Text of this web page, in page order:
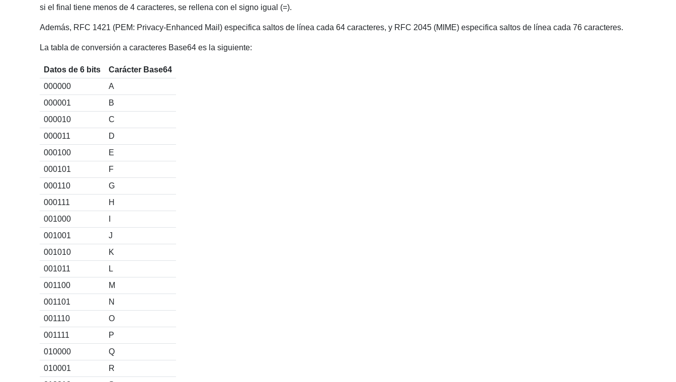
si el final tiene menos de 4 caracteres, se rellena con el signo igual (=).
Además, RFC 1421 (PEM: Privacy-Enhanced Mail) especifica saltos de línea cada 64 caracteres, y RFC 2045 (MIME) especifica saltos de línea cada 76 caracteres.
La tabla de conversión a caracteres Base64 es la siguiente:
Datos de 6 bits
Carácter Base64
000000
A
000001
B
000010
C
000011
D
000100
E
000101
F
000110
G
000111
H
001000
001001
J
001010
K
001011
L
001100
M
001101
N
001110
O
001111
P
010000
Q
010001
R